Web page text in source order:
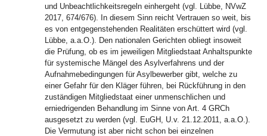
und Unbeachtlichkeitsregeln einhergeht (vgl. Lübbe, NVwZ
2017, 674/676). In diesem Sinn reicht Vertrauen so weit, bis
es von entgegenstehenden Realitäten erschüttert wird (vgl.
Lübbe, a.a.O.). Den nationalen Gerichten obliegt insoweit
die Prüfung, ob es im jeweiligen Mitgliedstaat Anhaltspunkte
für systemische Mängel des Asylverfahrens und der
Aufnahmebedingungen für Asylbewerber gibt, welche zu
einer Gefahr für den Kläger führen, bei Rückführung in den
zuständigen Mitgliedstaat einer unmenschlichen und
erniedrigenden Behandlung im Sinne von Art. 4 GRCh
ausgesetzt zu werden (vgl. EuGH, U.v. 21.12.2011, a.a.O.).
Die Vermutung ist aber nicht schon bei einzelnen